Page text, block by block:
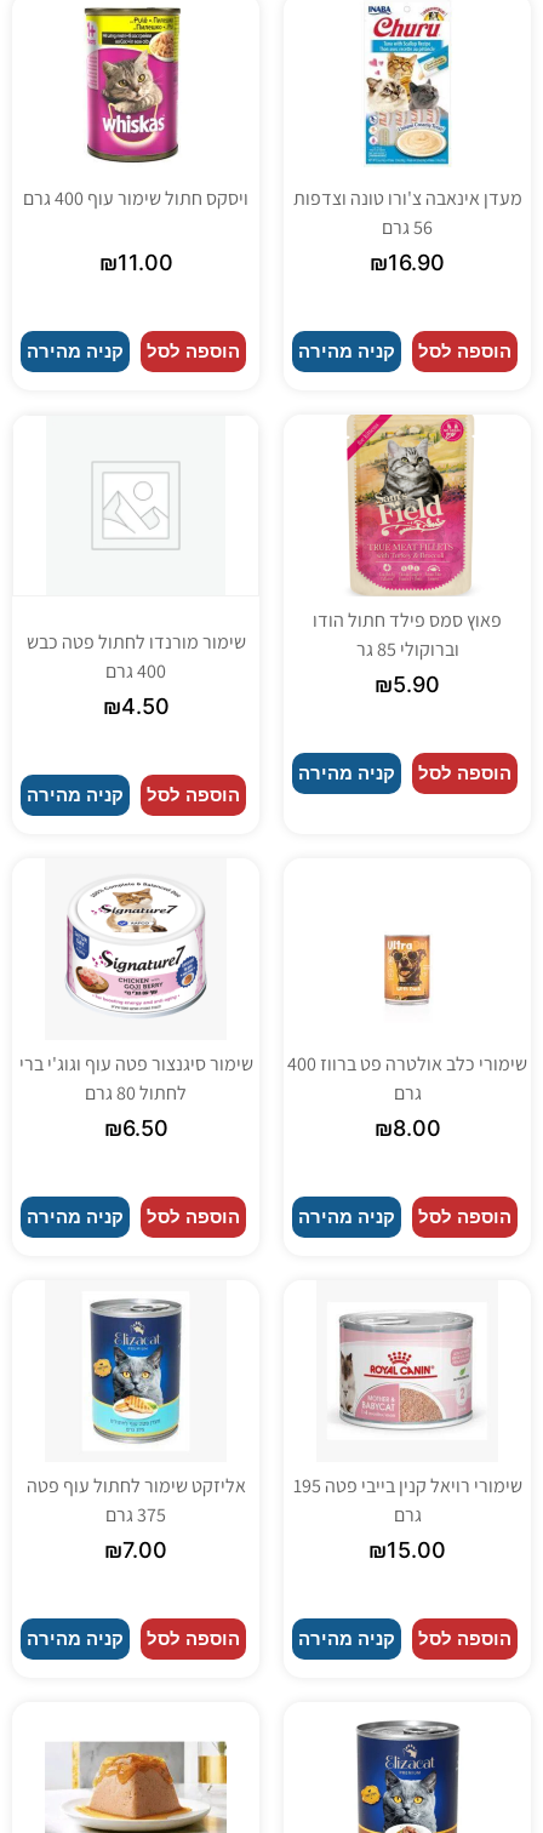
מעדן אינאבה צ'ורו טונה וצדפות
56 גרם
₪16.90
הוספה לסל קניה מהירה
ויסקס חתול שימור עוף 400 גרם
₪11.00
הוספה לסל קניה מהירה
פאוץ סמס פילד חתול הודו
וברוקולי 85 גר
₪5.90
הוספה לסל קניה מהירה
שימור מורנדו לחתול פטה כבש
400 גרם
₪4.50
הוספה לסל קניה מהירה
שימורי כלב אולטרה פט ברווז 400
גרם
₪8.00
הוספה לסל קניה מהירה
שימור סיגנצור פטה עוף וגוג'י ברי
לחתול 80 גרם
₪6.50
הוספה לסל קניה מהירה
שימורי רויאל קנין בייבי פטה 195
גרם
₪15.00
הוספה לסל קניה מהירה
אליזקט שימור לחתול עוף פטה
375 גרם
₪7.00
הוספה לסל קניה מהירה